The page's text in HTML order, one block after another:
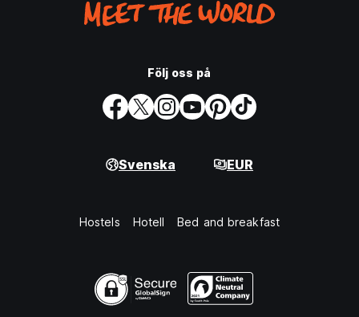
Följ oss på
Svenska EUR
Hostels Hotell Bed and breakfast